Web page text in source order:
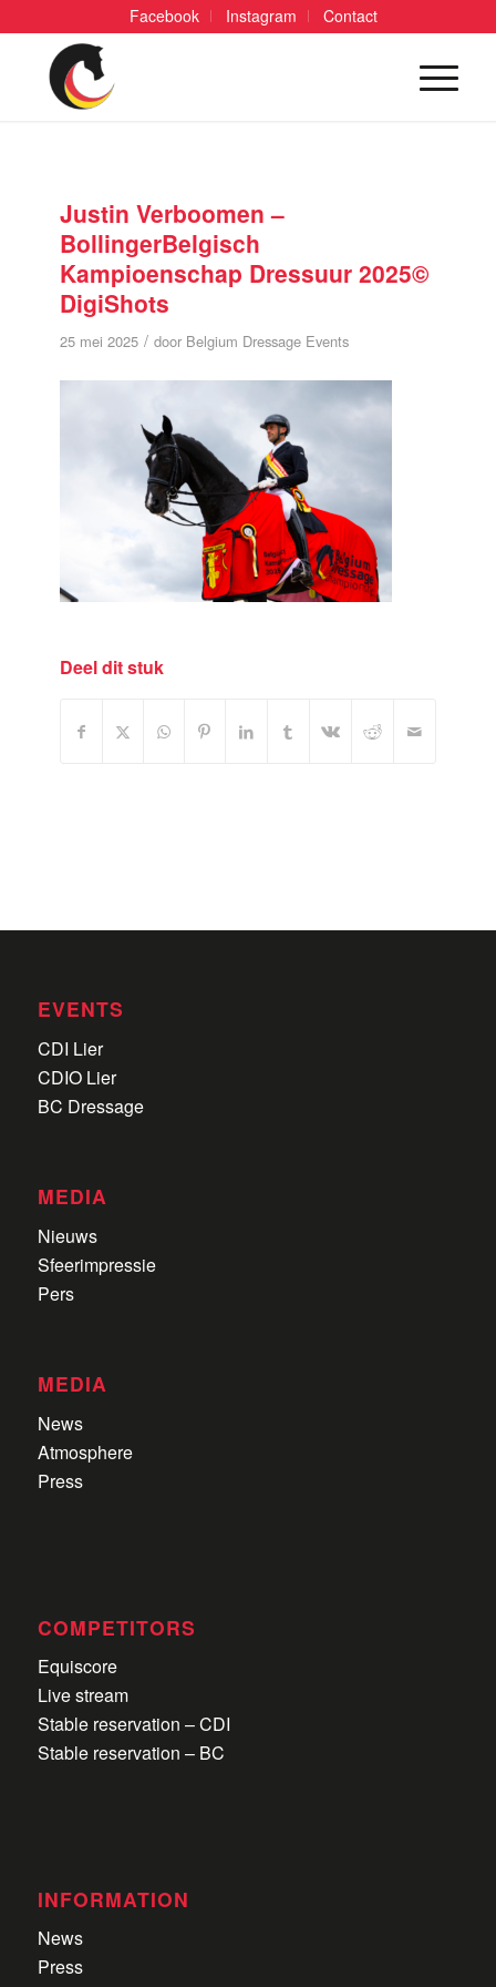
Facebook Instagram Contact
Justin Verboomen –
BollingerBelgisch
Kampioenschap Dressuur 2025©
DigiShots
25 mei 2025 / door Belgium Dressage Events
Deel dit stuk
EVENTS
CDI Lier
CDIO Lier
BC Dressage
MEDIA
Nieuws
Sfeerimpressie
Pers
MEDIA
News
Atmosphere
Press
COMPETITORS
Equiscore
Live stream
Stable reservation – CDI
Stable reservation – BC
INFORMATION
News
Press